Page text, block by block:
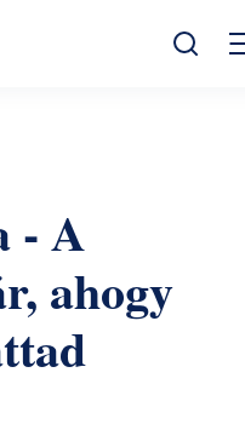
- A
ahogy